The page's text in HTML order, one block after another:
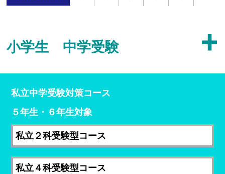
小学生 中学受験
私立中学受験対策コース
５年生・６年生対象
私立２科受験型コース
私立４科受験型コース